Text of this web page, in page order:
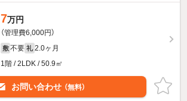
7万円
（管理費6,000円）
敷 不要 礼 2.0ヶ月
1階 / 2LDK / 50.9㎡
お問い合わせ （無料）